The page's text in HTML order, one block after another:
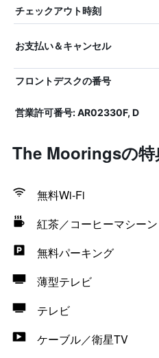
チェックアウト時刻
お支払い＆キャンセル
フロントデスクの番号
営業許可番号: AR02330F, D
The Mooringsの特
無料Wi-Fi
紅茶／コーヒーマシーン
無料パーキング
薄型テレビ
テレビ
ケーブル／衛星TV